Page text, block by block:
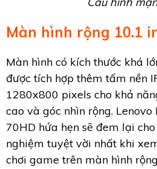
Màn hình rộng 10.1
Màn hình có kích thước khá
được tích hợp thêm tấm nền
1280x800 pixels cho khả
cao và góc nhìn rộng.
70HD hứa hẹn sẽ đem lại
nghiệm tuyệt vời nhất khi
chơi game trên màn hình